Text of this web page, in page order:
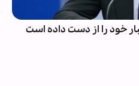
خود را از دست داده است